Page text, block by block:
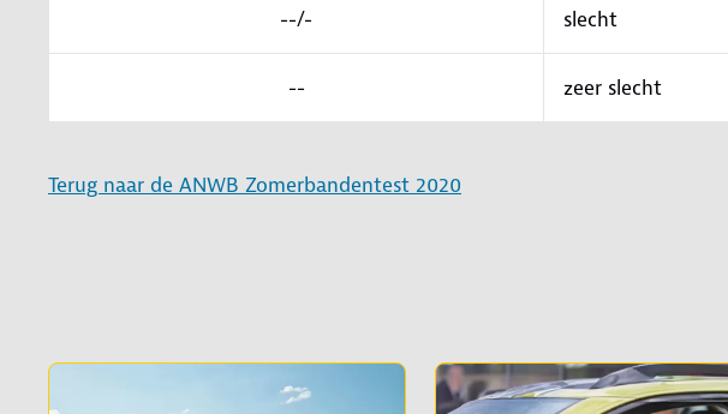
--/- slecht
-- zeer slecht
Terug naar de ANWB Zomerbandentest 2020